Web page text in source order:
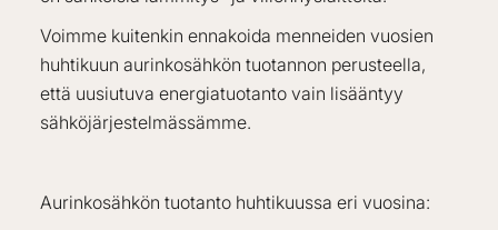
Voimme kuitenkin ennakoida menneiden vuosien
huhtikuun aurinkosähkön tuotannon perusteella,
että uusiutuva energiatuotanto vain lisääntyy
sähköjärjestelmässämme.
Aurinkosähkön tuotanto huhtikuussa eri vuosina: